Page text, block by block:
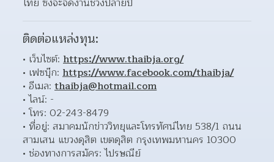
ติดต่อแหล่งทุน:
เว็บไซต์: https://www.thaibja.org/
เฟซบุ๊ก: https://www.facebook.com/thaibja/
อีเมล: thaibja@hotmail.com
ไลน์: -
โทร: 02-243-8479
ที่อยู่: สมาคมนักข่าววิทยุและโทรทัศน์ไทย 538/1 ถนน
สามเสน แขวงดุสิต เขตดุสิต กรุงเทพมหานคร 10300
ช่องทางการสมัคร: ไปรษณีย์